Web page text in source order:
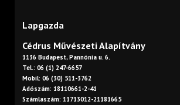
Lapgazda
Cédrus Művészeti Alapítvány
1136 Budapest, Pannónia u. 6.
Tel.: 06 (1) 247-6657
Mobil: 06 (30) 511-3762
Adószám: 18110661-2-41
Számlaszám: 11713012-21181665